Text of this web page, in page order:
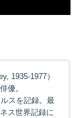
1935-1977）
優。
スを記録。最
ス世界記録に